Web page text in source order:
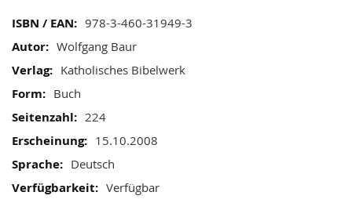
Mehr
Informationen
978-3-460-31949-3
Wolfgang Baur
Katholisches Bibelwerk
Buch
224
15.10.2008
Deutsch
Verfügbar